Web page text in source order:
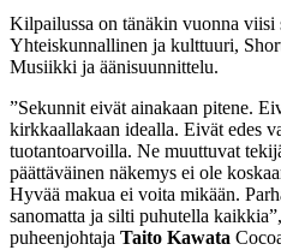
Kilpailussa on tänäkin vuonna viisi
Yhteiskunnallinen ja kulttuuri,
Musiikki ja äänisuunnittelu.
”Sekunnit eivät ainakaan pitene.
kirkkaallakaan idealla. Eivät edes
tuotantoarvoilla. Ne muuttuvat
päättäväinen näkemys ei ole
Hyvää makua ei voita mikään.
sanomatta ja silti puhutella
puheenjohtaja Taito Kawata